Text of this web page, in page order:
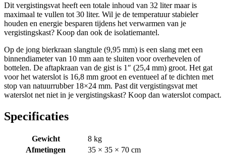
Dit vergistingsvat heeft een totale inhoud van 32 liter maar is
maximaal te vullen tot 30 liter. Wil je de temperatuur stabieler
houden en energie besparen tijdens het verwarmen van je
vergistingskast? Koop dan ook de isolatiemantel.
Op de jong bierkraan slangtule (9,95 mm) is een slang met een
binnendiameter van 10 mm aan te sluiten voor overhevelen of
bottelen. De aftapkraan van de gist is 1″ (25,4 mm) groot. Het gat
voor het waterslot is 16,8 mm groot en eventueel af te dichten met
stop van natuurrubber 18×24 mm. Past dit vergistingsvat met
waterslot net niet in je vergistingskast? Koop dan waterslot compact.
Specificaties
Gewicht
8 kg
Afmetingen
35 × 35 × 70 cm